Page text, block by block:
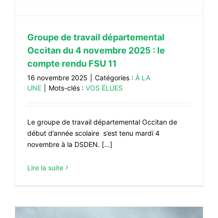
#COMMUNIQUÉS
#MÉDIAS
#PRESSE
#ARCHIVES
Groupe de travail départemental
Occitan du 4 novembre 2025 : le
compte rendu FSU 11
16 novembre 2025 Catégories : À LA
UNE
Mots-clés : VOS ÉLUES
Le groupe de travail départemental Occitan de
début d’année scolaire s’est tenu mardi 4
novembre à la DSDEN. […]
Lire la suite